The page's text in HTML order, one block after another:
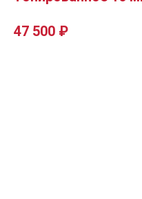
47 500 ₽